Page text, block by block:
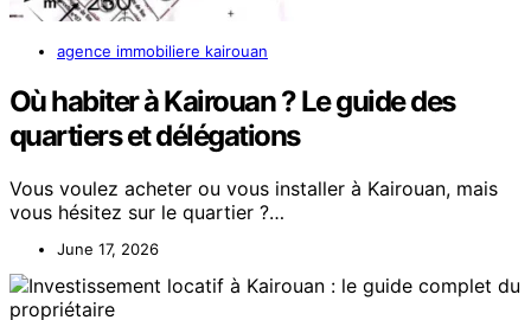
agence immobiliere kairouan
Où habiter à Kairouan ? Le guide des
quartiers et délégations
Vous voulez acheter ou vous installer à Kairouan, mais
vous hésitez sur le quartier ?…
June 17, 2026